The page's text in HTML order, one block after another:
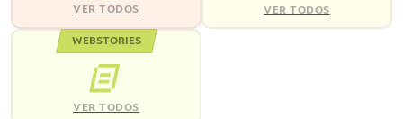
VER TODOS VER TODOS
WEBSTORIES
VER TODOS